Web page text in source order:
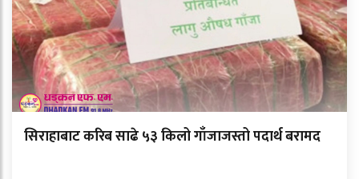
सिराहाबाट करिब साढे ५३ किलो गाँजाजस्तो पदार्थ बरामद